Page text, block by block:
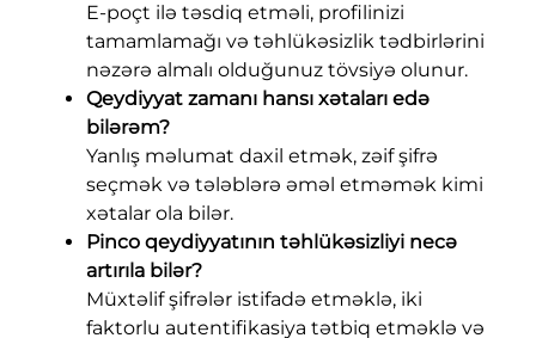
E-poçt ilə təsdiq etməli, profilinizi
tamamlamağı və təhlükəsizlik tədbirlərini
nəzərə almalı olduğunuz tövsiyə olunur.
Qeydiyyat zamanı hansı xətaları edə
bilərəm?
Yanlış məlumat daxil etmək, zəif şifrə
seçmək və tələblərə əməl etməmək kimi
xətalar ola bilər.
Pinco qeydiyyatının təhlükəsizliyi necə
artırıla bilər?
Müxtəlif şifrələr istifadə etməklə, iki
faktorlu autentifikasiya tətbiq etməklə və